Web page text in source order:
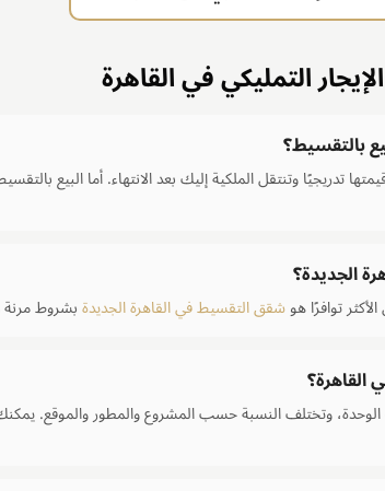
التمليكي في القاهرة
بالتقسيط؟
تدريجيًا وتنتقل الملكية إليك بعد الانتهاء. أما البيع
الجديدة؟
توافرًا هوشقق التقسيط في القاهرة الجديدةبشروط مرنة
بين 10% و30% من قيمة الوحدة، وتختلف النسبة حسب المشروع والمطور